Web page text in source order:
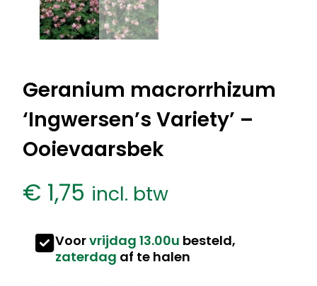
Geranium macrorrhizum
‘Ingwersen’s Variety’ –
Ooievaarsbek
€ 1,75 incl. btw
Voorvrijdag 13.00u besteld,
zaterdag af te halen